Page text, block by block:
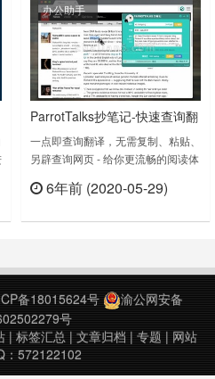
办公助手
ParrotTalks抄笔记-快速查询翻
译 收藏单词到笔记方便复习
一点即查询翻译，无需复制、粘贴、
另辟查询网页 - 给你更流畅的阅读体
----➤经实际测试，查一个单字快400
同文本原句作成专属你的笔记然后用
的流程带你走向抄笔……
6年前 (2020-05-29)
备18015624号
渝公网安备
号
| 标签汇总| 文章归档 | 专题 | 网站
：572122102